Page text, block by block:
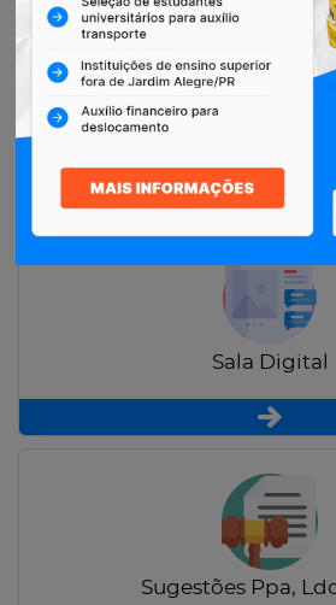
Restituição de
Sala Digital
Sugestões Ppa,